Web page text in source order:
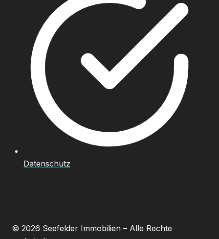
Datenschutz
© 2026 Seefelder Immobilien – Alle Rechte